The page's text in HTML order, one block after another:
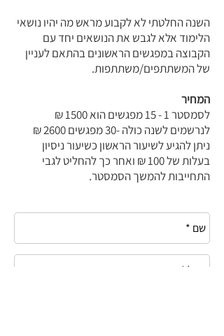
השנה החלטתי לא לקבוע מראש מה יהיו נושאי
הלימוד אלא לגבש את הנושאים יחד עם
הקבוצה במפגשים הראשונים בהתאם לעניין
של המשתתפים/משתתפות.
המחיר
לסמסטר 1 - 15 מפגשים הוא 1500 ₪
לנרשמים לשנה כולה -30 מפגשים 2600 ₪
ניתן להגיע לשיעור הראשון כשיעור ניסיון
בעלות של 100 ₪ ואחר כך להחליט לגבי
התחייבות להמשך הסמסטר.